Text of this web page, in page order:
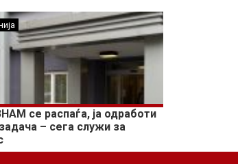
се распаѓа, ја одработи
– сега служи за